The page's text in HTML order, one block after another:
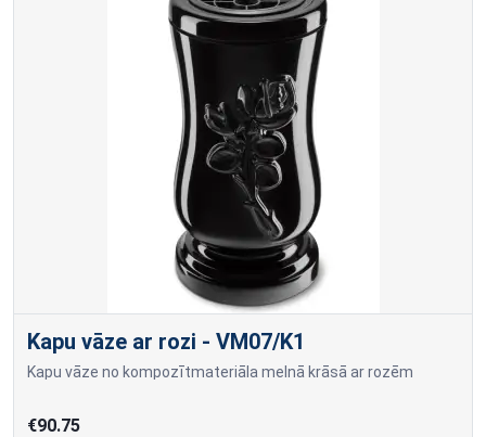
Kapu vāze ar rozi - VM07/K1
Kapu vāze no kompozītmateriāla melnā krāsā ar rozēm
€90.75